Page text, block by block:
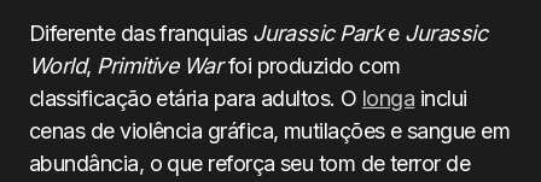
Diferente das franquias Jurassic Parke Jurassic
World, Primitive Warfoi produzido com
classificação etária para adultos. O longa inclui
cenas de violência gráfica, mutilações e sangue em
abundância, o que reforça seu tom de terror de